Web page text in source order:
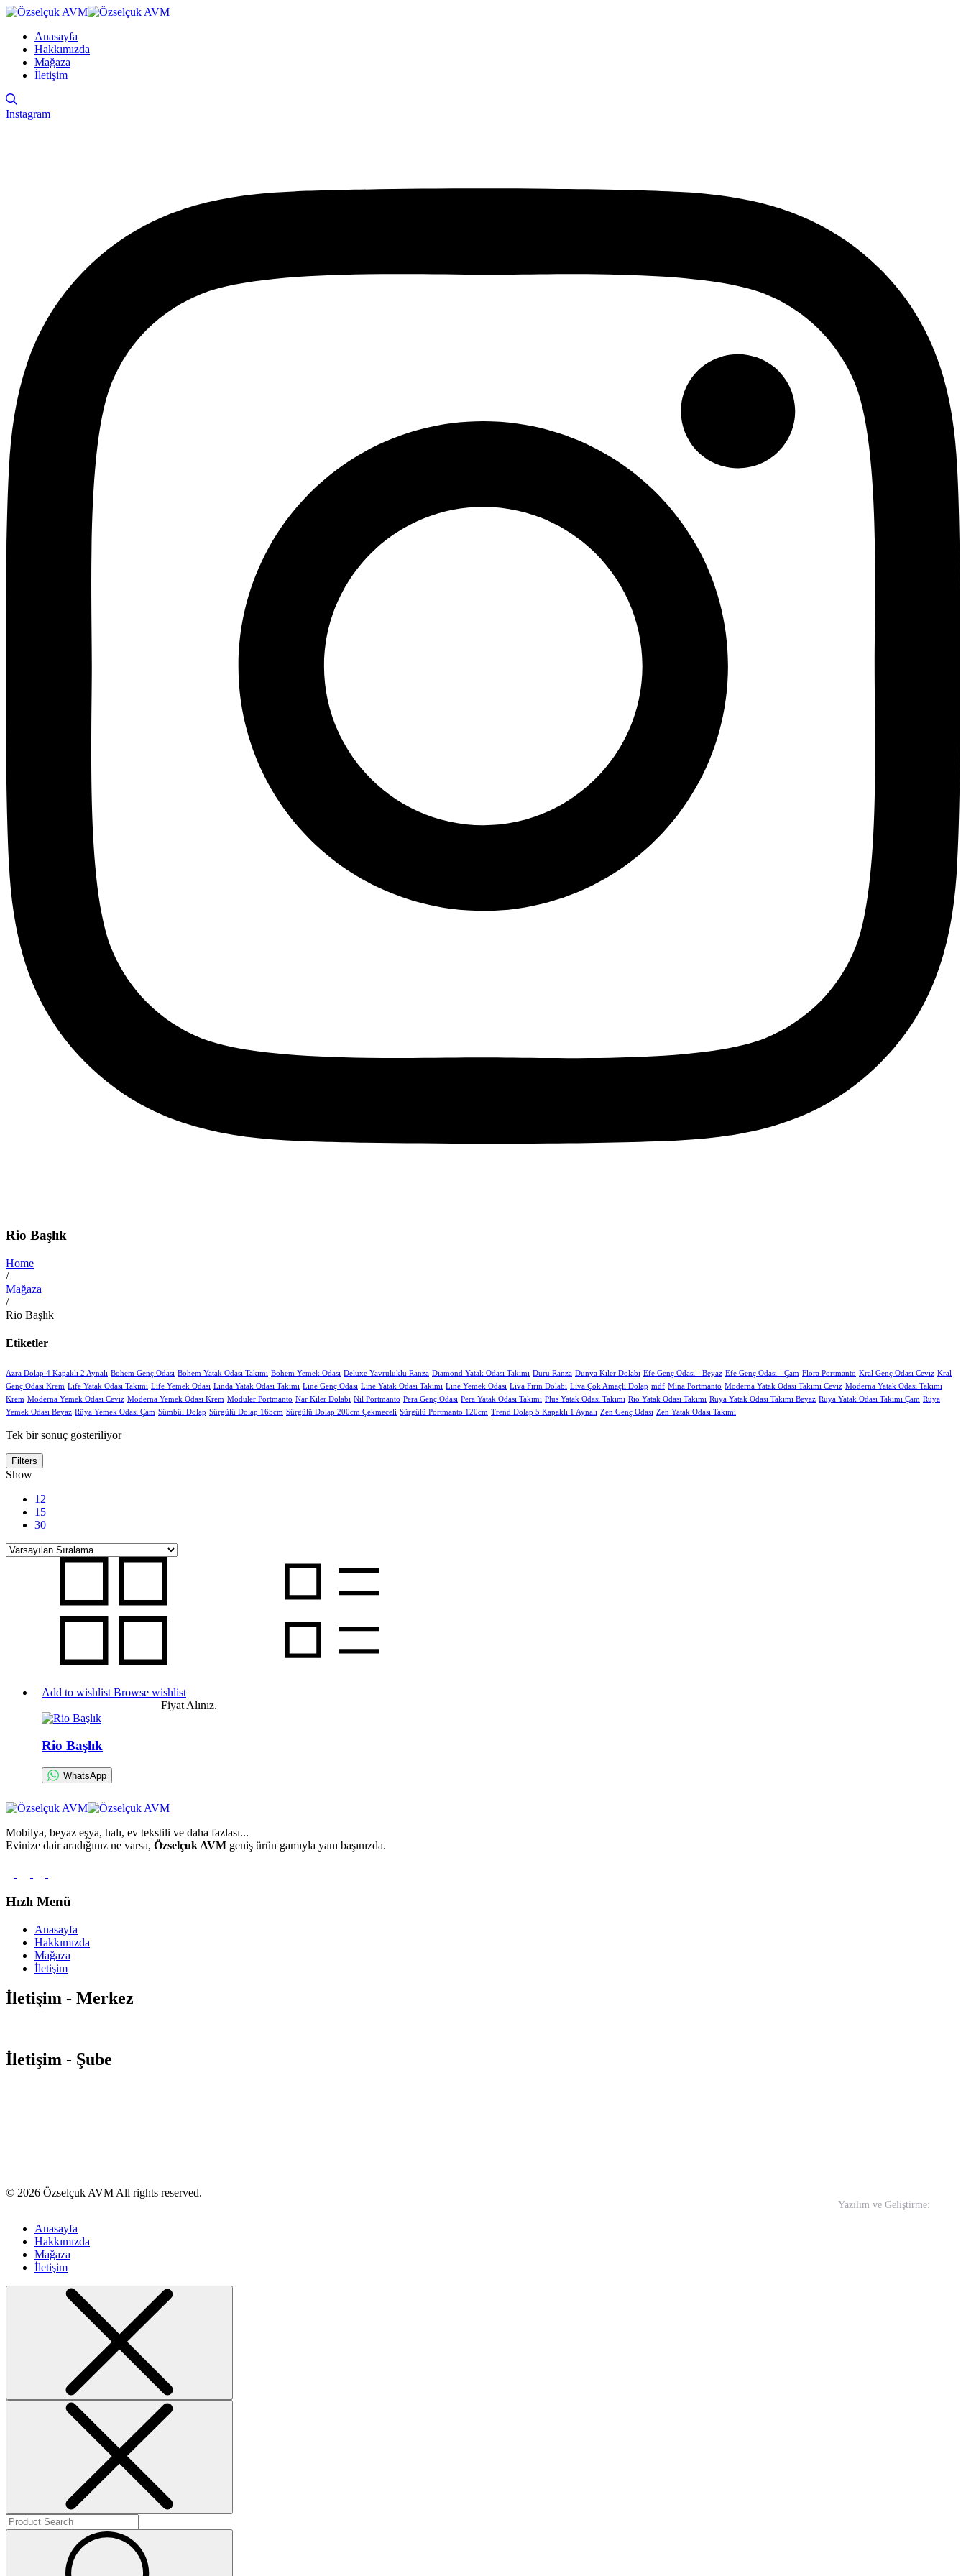
Anasayfa
Hakkımızda
Mağaza
İletişim
Instagram
Rio Başlık
Home
/
Mağaza
/
Rio Başlık
Etiketler
Azra Dolap 4 Kapaklı 2 Aynalı Bohem Genç Odası Bohem Yatak Odası Takımı Bohem Yemek Odası Delüxe Yavruluklu Ranza Diamond Yatak Odası Takımı Duru Ranza Dünya Kiler Dolabı Efe Genç Odası - Beyaz Efe Genç Odası - Çam Flora Portmanto Kral Genç Odası Ceviz Kral
Genç Odası Krem Life Yatak Odası Takımı Life Yemek Odası Linda Yatak Odası Takımı Line Genç Odası Line Yatak Odası Takımı Line Yemek Odası Liva Fırın Dolabı Liva Çok Amaçlı Dolap mdf Mina Portmanto Moderna Yatak Odası Takımı Ceviz Moderna Yatak Odası Takımı
Krem Moderna Yemek Odası Ceviz Moderna Yemek Odası Krem Modüler Portmanto Nar Kiler Dolabı Nil Portmanto Pera Genç Odası Pera Yatak Odası Takımı Plus Yatak Odası Takımı Rio Yatak Odası Takımı Rüya Yatak Odası Takımı Beyaz Rüya Yatak Odası Takımı Çam Rüya
Yemek Odası Beyaz Rüya Yemek Odası Çam Sümbül Dolap Sürgülü Dolap 165cm Sürgülü Dolap 200cm Çekmeceli Sürgülü Portmanto 120cm Trend Dolap 5 Kapaklı 1 Aynalı Zen Genç Odası Zen Yatak Odası Takımı
Tek bir sonuç gösteriliyor
Filters
Show
12
15
30
Add to wishlist Browse wishlist
Fiyat Alınız.
Rio Başlık
WhatsApp
Mobilya, beyaz eşya, halı, ev tekstili ve daha fazlası...
Evinize dair aradığınız ne varsa, Özselçuk AVM geniş ürün gamıyla yanı başınızda.
Hızlı Menü
Anasayfa
Hakkımızda
Mağaza
İletişim
İletişim - Merkez
İletişim - Şube
© 2026 Özselçuk AVM All rights reserved.
Yazılım ve Geliştirme:
Anasayfa
Hakkımızda
Mağaza
İletişim